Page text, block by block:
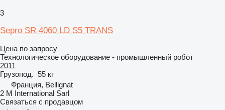
3
Sepro SR 4060 LD S5 TRANS
Цена по запросу
Технологическое оборудование - промышленный робот
2011
Грузопод. 55 кг
Франция, Bellignat
2 M International Sarl
Связаться с продавцом